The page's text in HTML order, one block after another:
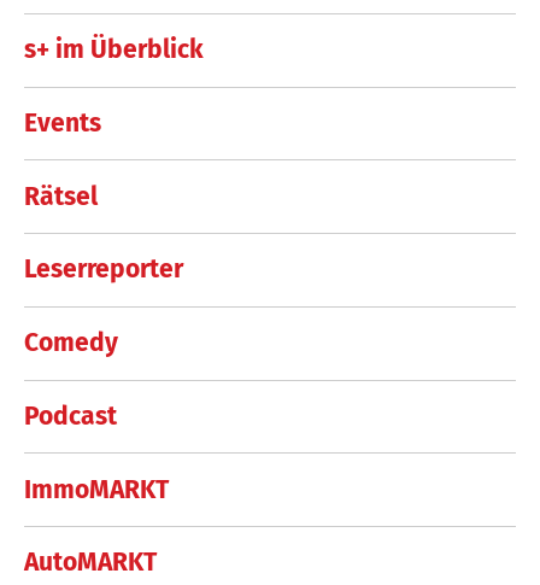
s+ im Überblick
Events
Rätsel
Leserreporter
Comedy
Podcast
ImmoMARKT
AutoMARKT